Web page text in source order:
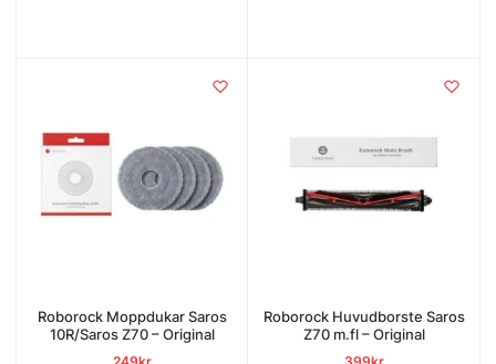
Roborock Moppdukar Saros
10R/Saros Z70 – Original
Roborock Huvudborste Saros
Z70 m.fl – Original